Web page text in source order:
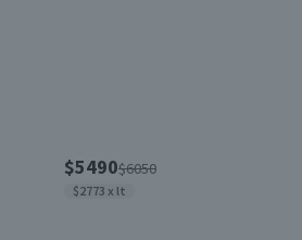
$5490$6050
$2773 x lt